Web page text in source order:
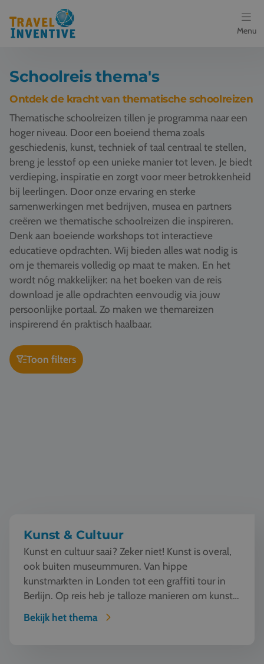
Menu
Bestemmingen
Schoolreis thema's
Voor docenten
Over ons
Een offerte aanvragen
Referenties
Vacatures
Contact
076 522 30 57
Klantportaal
Schoolreis thema's
Ontdek de kracht van thematische schoolreizen
Thematische schoolreizen tillen je programma naar een
hoger niveau. Door een boeiend thema zoals
geschiedenis, kunst, techniek of taal centraal te stellen,
breng je lesstof op een unieke manier tot leven. Je biedt
verdieping, inspiratie en zorgt voor meer betrokkenheid
bij leerlingen. Door onze ervaring en sterke
samenwerkingen met bedrijven, musea en partners
creëren we thematische schoolreizen die inspireren.
Denk aan boeiende workshops tot interactieve
educatieve opdrachten. Wij bieden alles wat nodig is
om je themareis volledig op maat te maken. En het
wordt nóg makkelijker: na het boeken van de reis
download je alle opdrachten eenvoudig via jouw
persoonlijke portaal. Zo maken we themareizen
inspirerend én praktisch haalbaar.
Toon filters
Kunst & Cultuur
Kunst en cultuur saai? Zeker niet! Kunst is overal,
ook buiten museummuren. Van hippe
kunstmarkten in Londen tot een graffiti tour in
Berlijn. Op reis heb je talloze manieren om kunst
te beleven en...
Bekijk het thema